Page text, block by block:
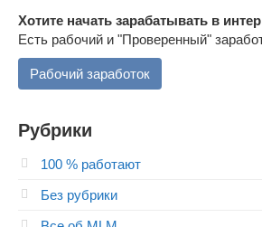
Хотите начать зарабатывать в
Есть рабочий и "Проверенный"
Рабочий заработок
Рубрики
100 % работают
Без рубрики